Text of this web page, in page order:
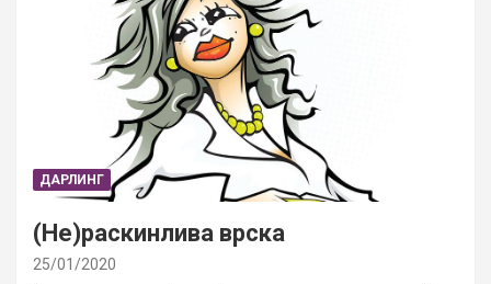
ДАРЛИНГ
(Не)раскинлива врска
25/01/2020